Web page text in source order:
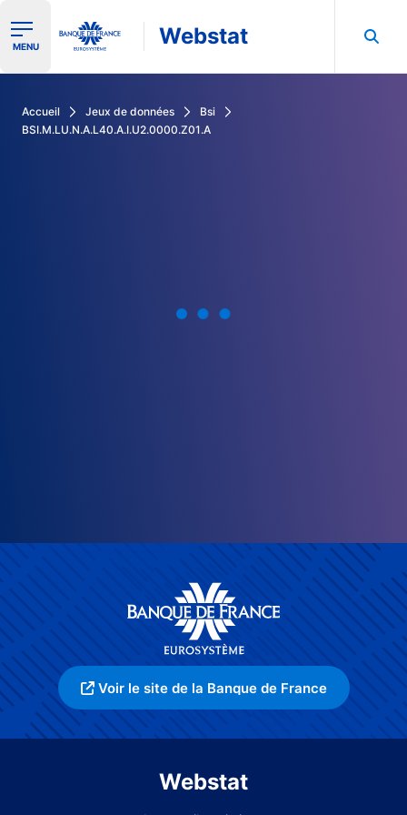
Ouvrir le menu de navigation
MENU Webstat
Accueil Jeux de données
Bsi
BSI.M.LU.N.A.L40.A.I.U2.0000.Z01.A
Voir le site de la Banque de France
Webstat